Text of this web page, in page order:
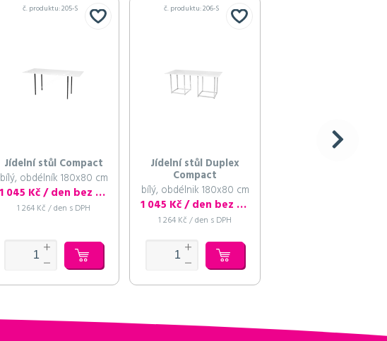
č. produktu: 205-S
Jídelní stůl Compact
bílý, obdélník 180x80 cm
1 045 Kč / den bez DPH
1 264 Kč / den s DPH
č. produktu: 206-S
Jídelní stůl Duplex
Compact
bílý, obdélnik 180x80 cm
1 045 Kč / den bez DPH
1 264 Kč / den s DPH